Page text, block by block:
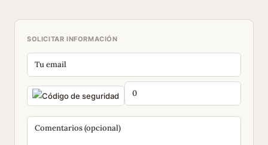
SOLICITAR INFORMACIÓN